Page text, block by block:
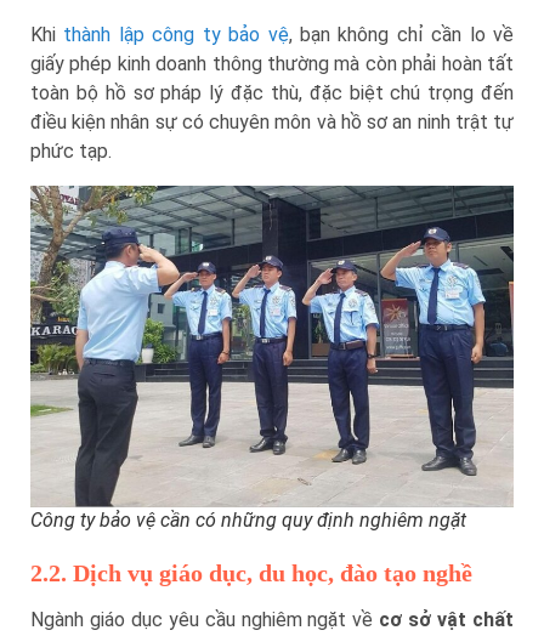
Khi thành lập công ty bảo vệ, bạn không chỉ cần lo về
giấy phép kinh doanh thông thường mà còn phải hoàn tất
toàn bộ hồ sơ pháp lý đặc thù, đặc biệt chú trọng đến
điều kiện nhân sự có chuyên môn và hồ sơ an ninh trật tự
phức tạp.
Công ty bảo vệ cần có những quy định nghiêm ngặt
2.2. Dịch vụ giáo dục, du học, đào tạo nghề
Ngành giáo dục yêu cầu nghiêm ngặt về cơ sở vật chất